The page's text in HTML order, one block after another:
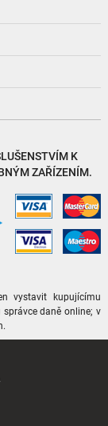
K
ZAŘÍZENÍM.
vystavit kupujícímu
daně online; v